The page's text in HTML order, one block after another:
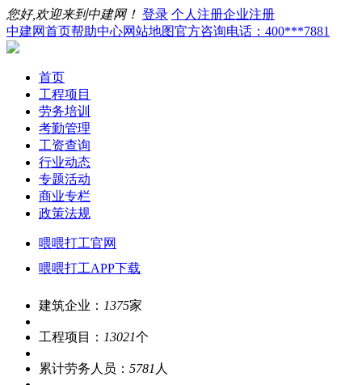
您好,欢迎来到中建网！ 登录 个人注册企业注册
中建网首页帮助中心网站地图官方咨询电话：400***7881
首页
工程项目
劳务培训
考勤管理
工资查询
行业动态
专题活动
商业专栏
政策法规
喂喂打工官网
喂喂打工APP下载
建筑企业： 1375家
工程项目： 13021个
累计劳务人员： 5781 人